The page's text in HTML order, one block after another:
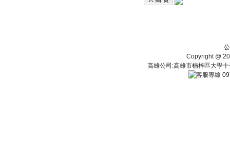
Copyright @
高雄公司:高雄市楠梓區大學